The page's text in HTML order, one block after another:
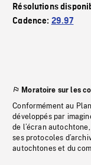
Résolutions
Cadence: 29.97
Moratoire sur les
Conformément au
développés par
de l’écran
ses protocoles
autochtones et du